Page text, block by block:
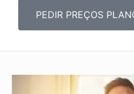
PEDIR PREÇOS